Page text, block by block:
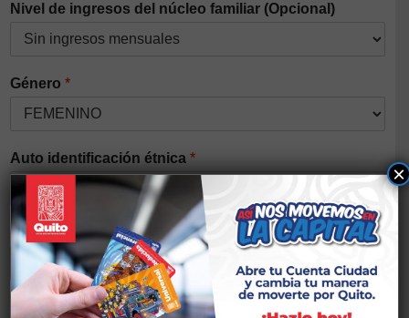
Nivel de ingresos del núcleo familiar (Opcional)
Género *
Auto identificación étnica *
Discapacidad*
Si tiene alguna discapacidad elegir el tipo
×